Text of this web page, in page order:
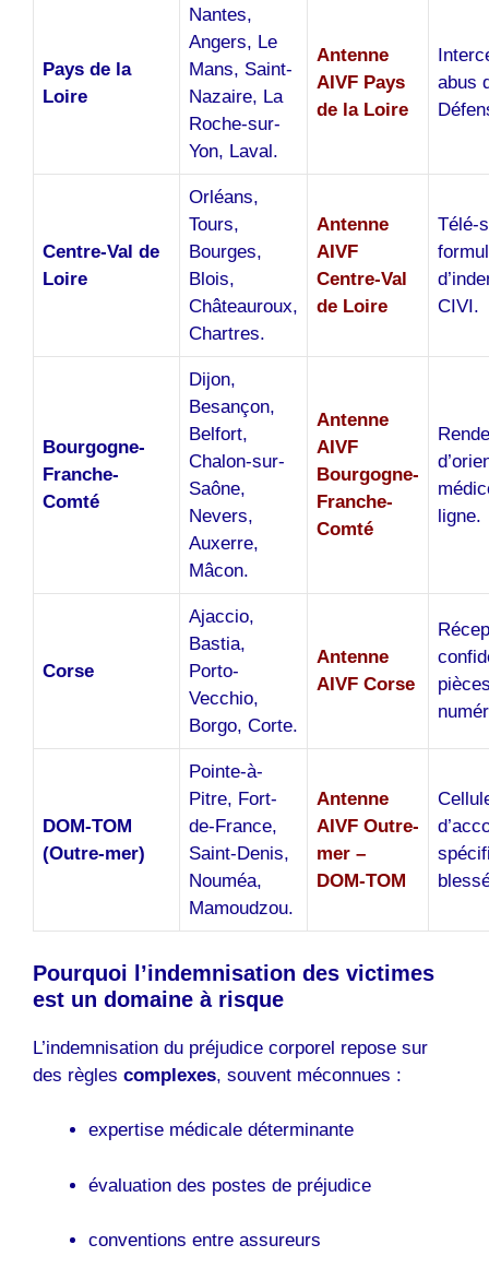
Pays de la
Loire
Nantes,
Angers, Le
Mans, Saint-
Nazaire, La
Roche-sur-
Yon, Laval.
Antenne
AIVF Pays
de la Loire
abus
Centre-Val de
Loire
Orléans,
Tours,
Bourges,
Blois,
Châteauroux,
Chartres.
Antenne
AIVF
Centre-Val
de Loire
Télé-
CIVI.
Bourgogne-
Franche-
Comté
Dijon,
Besançon,
Belfort,
Chalon-sur-
Saône,
Nevers,
Auxerre,
Mâcon.
Antenne
AIVF
Bourgogne-
Franche-
Comté
ligne.
Corse
Ajaccio,
Bastia,
Porto-
Vecchio,
Borgo, Corte.
Antenne
AIVF Corse
DOM-TOM
(Outre-mer)
Pointe-à-
Pitre, Fort-
de-France,
Saint-Denis,
Nouméa,
Mamoudzou.
Antenne
AIVF Outre-
mer –
DOM-TOM
Pourquoi l’indemnisation des victimes
est un domaine à risque
L’indemnisation du préjudice corporel repose sur
des règles complexes, souvent méconnues :
expertise médicale déterminante
évaluation des postes de préjudice
conventions entre assureurs